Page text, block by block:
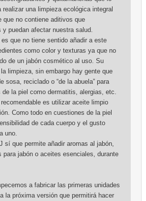
realizar una limpieza ecológica integral
que no contiene aditivos que
puedan afectar nuestra salud.
que no tiene sentido añadir a este
como color y texturas ya que no
de un jabón cosmético al uso. Su
limpieza, sin embargo hay gente que
sosa, reciclado o “de la abuela” para
de la piel como dermatitis, alergias, etc.
es utilizar aceite limpio
Como todo en cuestiones de la piel
de cada cuerpo y el gusto
uno.
sí que permite añadir aromas al jabón,
para jabón o aceites esenciales, durante
a fabricar las primeras unidades
la próxima versión que permitirá hacer